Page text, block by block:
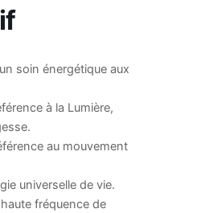
soin énergétique aux
à la Lumière,
au mouvement
universelle de vie.
fréquence de